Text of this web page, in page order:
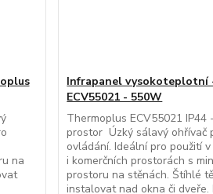
na
Infrapanel vysokoteplotní
ECV55021 - 550W
Thermoplus ECV55021 IP44
prostor Úzký sálavý ohřívač
ovládání. Ideální pro použití
i komerčních prostorách s
prostoru na stěnách. Štíhlé
instalovat nad okna či dveře.